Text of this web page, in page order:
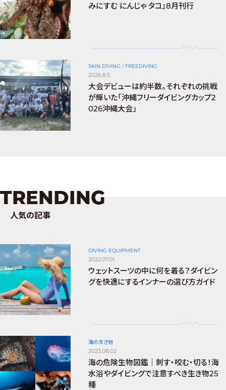
みにすむ にんじゃ タコ』8月刊行
SKIN DIVING / FREEDIVING
2026.8.5
大会デビューは約半数。それぞれの挑戦
が輝いた「沖縄フリーダイビングカップ2
026沖縄大会」
TRENDING
人気の記事
DIVING EQUIPMENT
2022.07.01
ウェットスーツの中に何を着る？ダイビン
グを快適にするインナーの選び方ガイド
海の生き物
2023.08.02
海の危険生物図鑑｜刺す・咬む・切る！海
水浴やダイビングで注意すべき生き物25
種